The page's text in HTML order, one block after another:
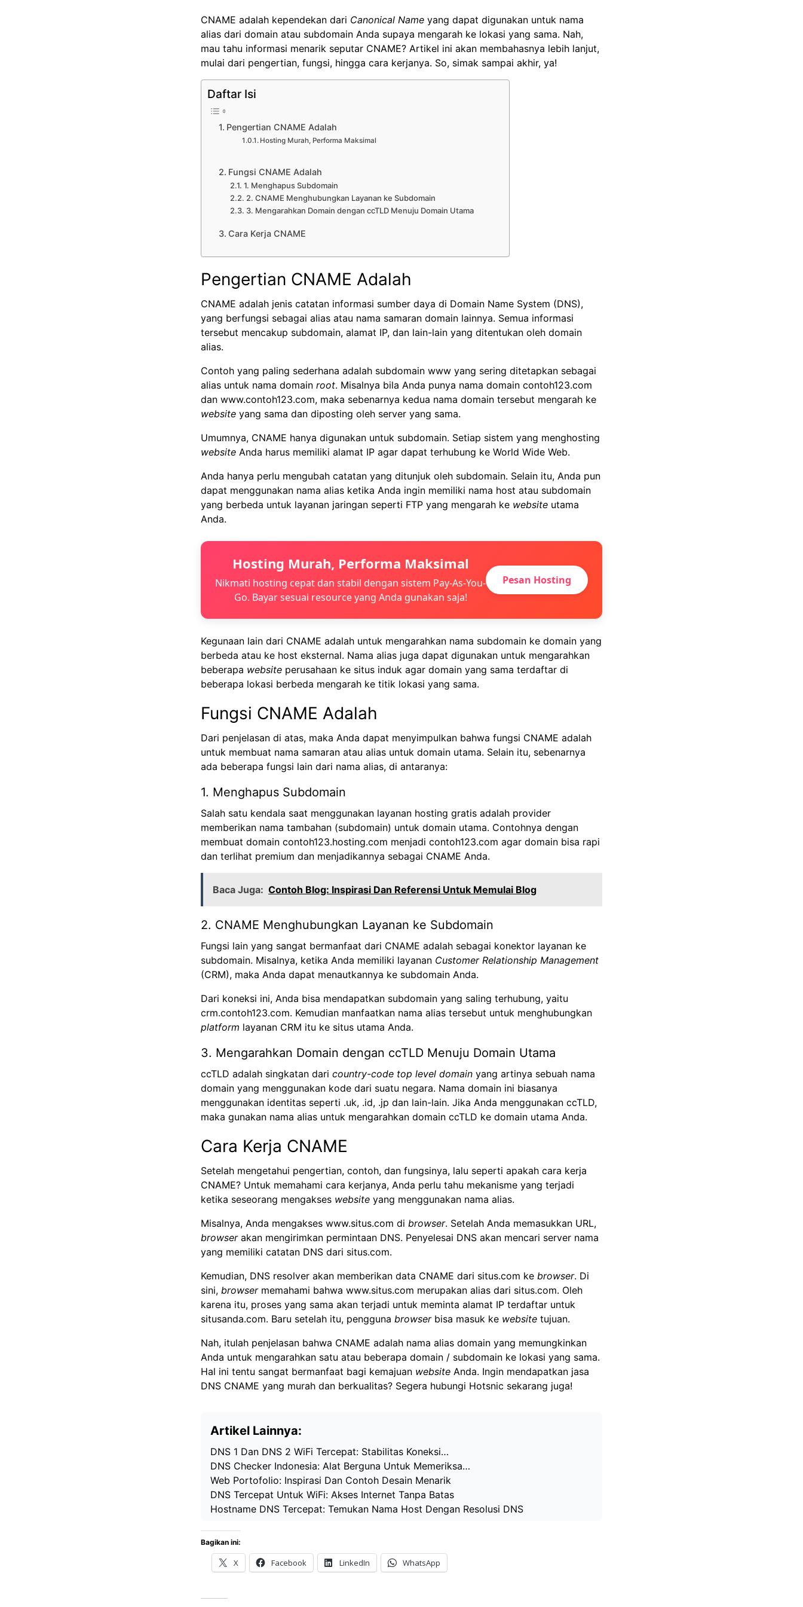
CNAME adalah kependekan dari Canonical Name yang dapat digunakan untuk nama
alias dari domain atau subdomain Anda supaya mengarah ke lokasi yang sama. Nah,
mau tahu informasi menarik seputar CNAME? Artikel ini akan membahasnya lebih lanjut,
mulai dari pengertian, fungsi, hingga cara kerjanya. So, simak sampai akhir, ya!
Daftar Isi
Pengertian CNAME Adalah
Hosting Murah, Performa Maksimal
Fungsi CNAME Adalah
1. Menghapus Subdomain
2. CNAME Menghubungkan Layanan ke Subdomain
3. Mengarahkan Domain dengan ccTLD Menuju Domain Utama
Cara Kerja CNAME
Pengertian CNAME Adalah
CNAME adalah jenis catatan informasi sumber daya di Domain Name System (DNS),
yang berfungsi sebagai alias atau nama samaran domain lainnya. Semua informasi
tersebut mencakup subdomain, alamat IP, dan lain-lain yang ditentukan oleh domain
alias.
Contoh yang paling sederhana adalah subdomain www yang sering ditetapkan sebagai
alias untuk nama domain root. Misalnya bila Anda punya nama domain contoh123.com
dan www.contoh123.com, maka sebenarnya kedua nama domain tersebut mengarah ke
website yang sama dan diposting oleh server yang sama.
Umumnya, CNAME hanya digunakan untuk subdomain. Setiap sistem yang menghosting
website Anda harus memiliki alamat IP agar dapat terhubung ke World Wide Web.
Anda hanya perlu mengubah catatan yang ditunjuk oleh subdomain. Selain itu, Anda pun
dapat menggunakan nama alias ketika Anda ingin memiliki nama host atau subdomain
yang berbeda untuk layanan jaringan seperti FTP yang mengarah ke website utama
Anda.
Hosting Murah, Performa Maksimal
Nikmati hosting cepat dan stabil dengan sistem Pay-As-You-
Go. Bayar sesuai resource yang Anda gunakan saja!
Pesan Hosting
Kegunaan lain dari CNAME adalah untuk mengarahkan nama subdomain ke domain yang
berbeda atau ke host eksternal. Nama alias juga dapat digunakan untuk mengarahkan
beberapa website perusahaan ke situs induk agar domain yang sama terdaftar di
beberapa lokasi berbeda mengarah ke titik lokasi yang sama.
Fungsi CNAME Adalah
Dari penjelasan di atas, maka Anda dapat menyimpulkan bahwa fungsi CNAME adalah
untuk membuat nama samaran atau alias untuk domain utama. Selain itu, sebenarnya
ada beberapa fungsi lain dari nama alias, di antaranya:
1. Menghapus Subdomain
Salah satu kendala saat menggunakan layanan hosting gratis adalah provider
memberikan nama tambahan (subdomain) untuk domain utama. Contohnya dengan
membuat domain contoh123.hosting.com menjadi contoh123.com agar domain bisa rapi
dan terlihat premium dan menjadikannya sebagai CNAME Anda.
Baca Juga: Contoh Blog: Inspirasi Dan Referensi Untuk Memulai Blog
2. CNAME Menghubungkan Layanan ke Subdomain
Fungsi lain yang sangat bermanfaat dari CNAME adalah sebagai konektor layanan ke
subdomain. Misalnya, ketika Anda memiliki layanan Customer Relationship Management
(CRM), maka Anda dapat menautkannya ke subdomain Anda.
Dari koneksi ini, Anda bisa mendapatkan subdomain yang saling terhubung, yaitu
crm.contoh123.com. Kemudian manfaatkan nama alias tersebut untuk menghubungkan
platform layanan CRM itu ke situs utama Anda.
3. Mengarahkan Domain dengan ccTLD Menuju Domain Utama
ccTLD adalah singkatan dari country-code top level domain yang artinya sebuah nama
domain yang menggunakan kode dari suatu negara. Nama domain ini biasanya
menggunakan identitas seperti .uk, .id, .jp dan lain-lain. Jika Anda menggunakan ccTLD,
maka gunakan nama alias untuk mengarahkan domain ccTLD ke domain utama Anda.
Cara Kerja CNAME
Setelah mengetahui pengertian, contoh, dan fungsinya, lalu seperti apakah cara kerja
CNAME? Untuk memahami cara kerjanya, Anda perlu tahu mekanisme yang terjadi
ketika seseorang mengakses website yang menggunakan nama alias.
Misalnya, Anda mengakses www.situs.com di browser. Setelah Anda memasukkan URL,
browserakan mengirimkan permintaan DNS. Penyelesai DNS akan mencari server nama
yang memiliki catatan DNS dari situs.com.
Kemudian, DNS resolver akan memberikan data CNAME dari situs.com ke browser. Di
sini, browsermemahami bahwa www.situs.com merupakan alias dari situs.com. Oleh
karena itu, proses yang sama akan terjadi untuk meminta alamat IP terdaftar untuk
situsanda.com. Baru setelah itu, pengguna browserbisa masuk ke website tujuan.
Nah, itulah penjelasan bahwa CNAME adalah nama alias domain yang memungkinkan
Anda untuk mengarahkan satu atau beberapa domain / subdomain ke lokasi yang sama.
Hal ini tentu sangat bermanfaat bagi kemajuan website Anda. Ingin mendapatkan jasa
DNS CNAME yang murah dan berkualitas? Segera hubungi Hotsnic sekarang juga!
Artikel Lainnya:
DNS 1 Dan DNS 2 WiFi Tercepat: Stabilitas Koneksi…
DNS Checker Indonesia: Alat Berguna Untuk Memeriksa…
Web Portofolio: Inspirasi Dan Contoh Desain Menarik
DNS Tercepat Untuk WiFi: Akses Internet Tanpa Batas
Hostname DNS Tercepat: Temukan Nama Host Dengan Resolusi DNS
Bagikan ini:
X Facebook LinkedIn WhatsApp